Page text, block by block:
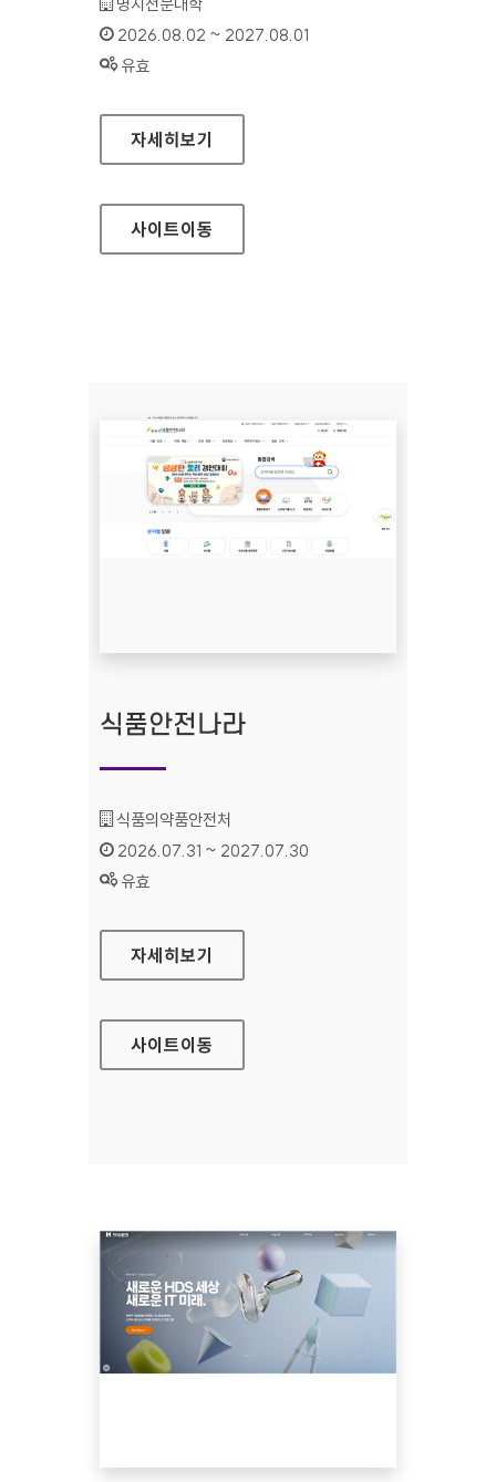
인증기간 :
2026.08.02 ~ 2027.08.01
상태 :
유효
명지전문대학
자세히보기
사이트이동
식품안전나라
기관명 :
식품의약품안전처
인증기간 :
2026.07.31 ~ 2027.07.30
상태 :
유효
식품안전나라
자세히보기
사이트이동